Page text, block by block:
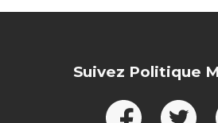
Suivez Politique